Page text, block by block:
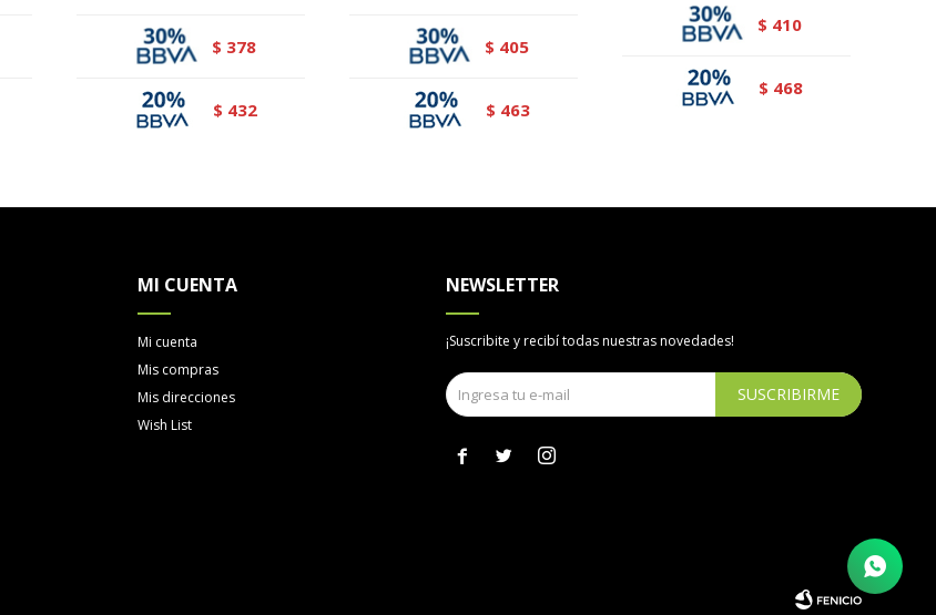
$ 378
$ 432
$ 405
$ 463
$ 410
$ 468
MI CUENTA
Mi cuenta
Mis compras
Mis direcciones
Wish List
NEWSLETTER
¡Suscribite y recibí todas nuestras novedades!
SUSCRIBIRME
  